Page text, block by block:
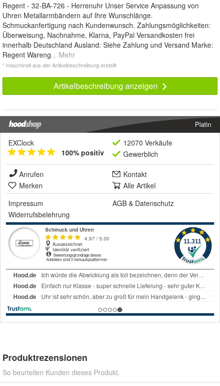
Regent - 32-BA-726 - Herrenuhr Unser Service Anpassung von
Uhren Metallarmbändern auf Ihre Wunschlänge.
Schmuckanfertigung nach Kundenwunsch. Zahlungsmöglichkeiten:
Überweisung, Nachnahme, Klarna, PayPal Versandkosten frei
innerhalb Deutschland Ausland: Siehe Zahlung und Versand Marke:
Regent Wareng... Mehr
* maschinell aus der Artikelbeschreibung erstellt
Artikelbeschreibung anzeigen
Platin
EXClock
100% positiv
12070 Verkäufe
Gewerblich
Anrufen
Kontakt
Merken
Alle Artikel
Impressum
AGB & Datenschutz
Widerrufsbelehrung
Produktrezensionen
So beurteilen Kunden dieses Produkt.